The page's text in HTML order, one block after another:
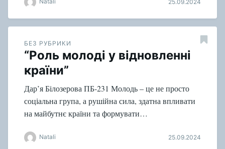
25.09.2024
БЕЗ РУБРИКИ
“Роль молоді у відновленні
країни”
Дар’я Білозерова ПБ-231 Молодь – це не просто
соціальна група, а рушійна сила, здатна впливати
на майбутнє країни та формувати…
Natali 25.09.2024